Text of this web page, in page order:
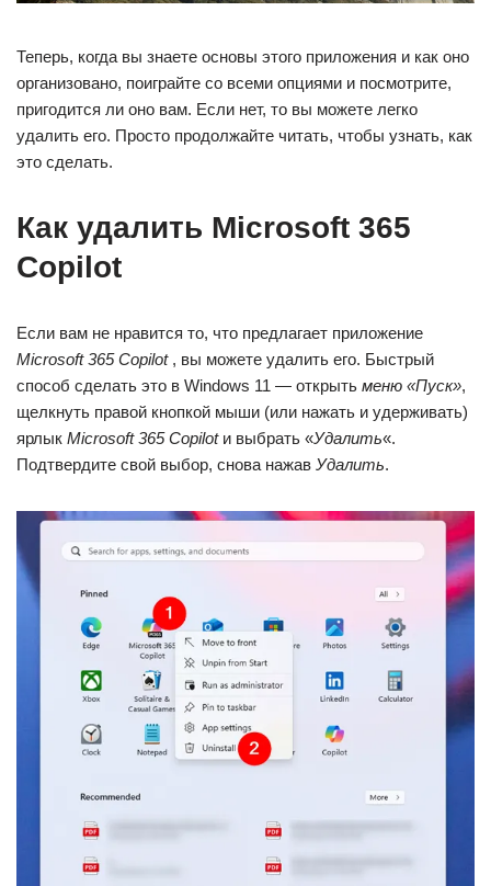
Теперь, когда вы знаете основы этого приложения и как оно
организовано, поиграйте со всеми опциями и посмотрите,
пригодится ли оно вам. Если нет, то вы можете легко
удалить его. Просто продолжайте читать, чтобы узнать, как
это сделать.
Как удалить Microsoft 365
Copilot
Если вам не нравится то, что предлагает приложение
Microsoft 365 Copilot , вы можете удалить его. Быстрый
способ сделать это в Windows 11 — открыть меню «Пуск»,
щелкнуть правой кнопкой мыши (или нажать и удерживать)
ярлык Microsoft 365 Copilotи выбрать «Удалить«.
Подтвердите свой выбор, снова нажав Удалить.